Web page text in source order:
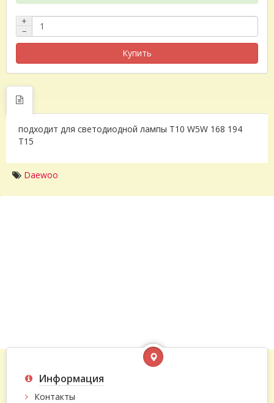
+
−
Купить
подходит для светодиодной лампы T10 W5W 168 194
T15
Daewoo
Информация
Контакты